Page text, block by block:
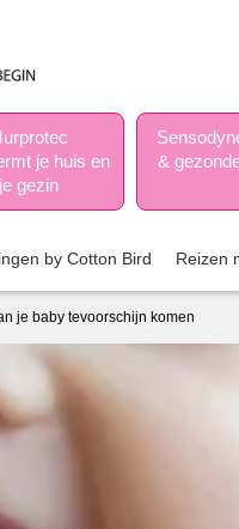
je huis en
je gezin
&
by Cotton Bird Reizen
je baby tevoorschijn komen